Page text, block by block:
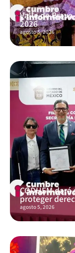
Valle de
2026
agosto 5, 2026
CODHEM
proteger
agosto 5, 2026